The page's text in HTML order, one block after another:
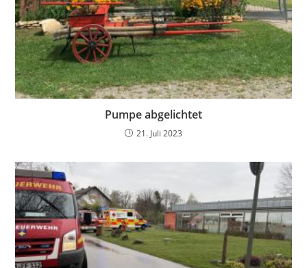
Pumpe abgelichtet
21. Juli 2023